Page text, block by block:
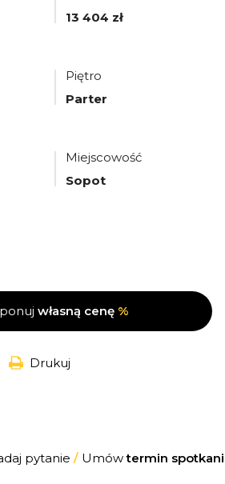
13 404 zł
Piętro
Parter
Miejscowość
Sopot
własną cenę %
Drukuj
pytanie /Umówtermin